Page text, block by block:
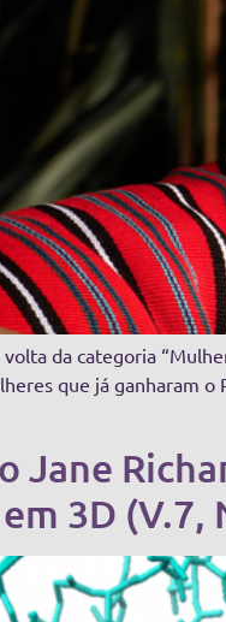
da categoria
que já ganharam
Jane
3D (V.7,